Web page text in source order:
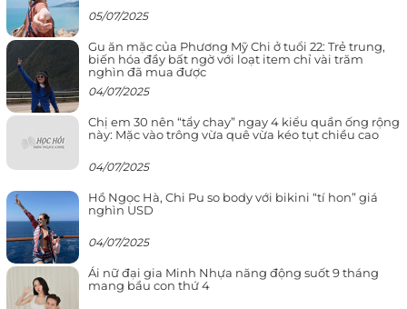
05/07/2025
Gu ăn mặc của Phương Mỹ Chi ở tuổi 22: Trẻ trung,
biến hóa đầy bất ngờ với loạt item chỉ vài trăm
nghìn đã mua được
04/07/2025
Chị em 30 nên “tẩy chay” ngay 4 kiểu quần ống rộng
này: Mặc vào trông vừa quê vừa kéo tụt chiều cao
04/07/2025
Hồ Ngọc Hà, Chi Pu so body với bikini “tí hon” giá
nghìn USD
04/07/2025
Ái nữ đại gia Minh Nhựa năng động suốt 9 tháng
mang bầu con thứ 4